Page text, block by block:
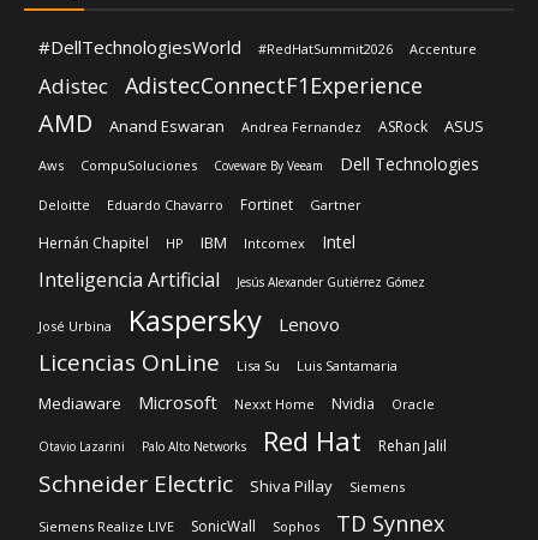
#DellTechnologiesWorld #RedHatSummit2026 Accenture
Adistec AdistecConnectF1Experience
AMD Anand Eswaran Andrea Fernandez ASRock ASUS
Aws CompuSoluciones Coveware By Veeam Dell Technologies
Deloitte Eduardo Chavarro Fortinet Gartner
Hernán Chapitel HP IBM Intcomex Intel
Inteligencia Artificial Jesús Alexander Gutiérrez Gómez
José Urbina Kaspersky Lenovo
Licencias OnLine Lisa Su Luis Santamaria
Mediaware Microsoft Nexxt Home Nvidia Oracle
Otavio Lazarini Palo Alto Networks Red Hat Rehan Jalil
Schneider Electric Shiva Pillay Siemens
Siemens Realize LIVE SonicWall Sophos TD Synnex